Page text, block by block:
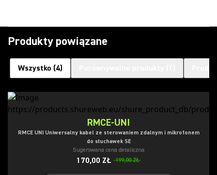
Produkty powiązane
Wszystko (4)
RMCE-UNI
RMCE UNI Uniwersalny kabel ze sterowaniem zdalnym i mikrofonem
do słuchawek SE
Sugerowana cena detaliczna
170,00 ZŁ 199,00 ZŁ